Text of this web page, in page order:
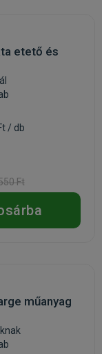
etető és
/ db
Ft
műanyag